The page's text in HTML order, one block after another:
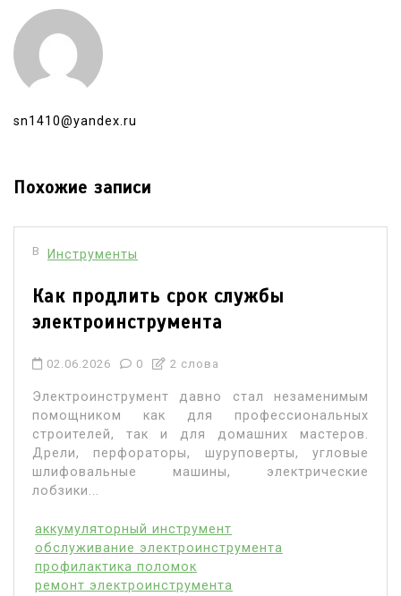
sn1410@yandex.ru
Похожие записи
В Инструменты
Как продлить срок службы
электроинструмента
02.06.2026 0 2 слова
Электроинструмент давно стал незаменимым
помощником как для профессиональных
строителей, так и для домашних мастеров.
Дрели, перфораторы, шуруповерты, угловые
шлифовальные машины, электрические
лобзики...
аккумуляторный инструмент
обслуживание электроинструмента
профилактика поломок
ремонт электроинструмента